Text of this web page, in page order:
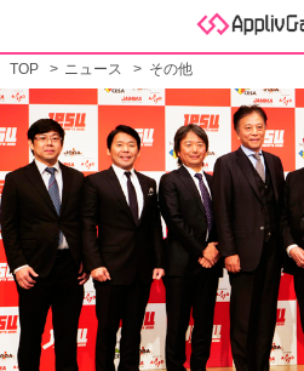
TOP ニュース その他